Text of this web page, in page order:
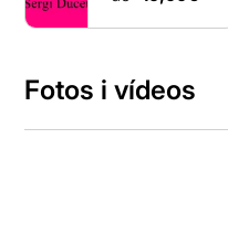
Fotos i vídeos